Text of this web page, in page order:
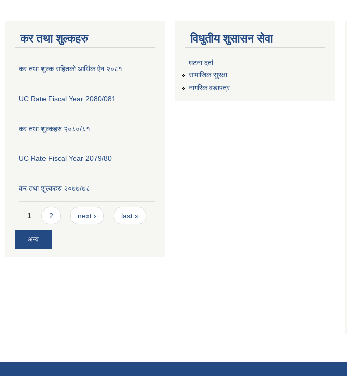
कर तथा शुल्कहरु
कर तथा शुल्क सहितको आर्थिक ऐन २०८१
UC Rate Fiscal Year 2080/081
कर तथा शुल्कहरु २०८०/८१
UC Rate Fiscal Year 2079/80
कर तथा शुल्कहरु २०७७/७८
Pages
1 2 next › last »
अन्य
विधुतीय शुसासन सेवा
घटना दर्ता
सामाजिक सुरक्षा
नागरिक वडापत्र